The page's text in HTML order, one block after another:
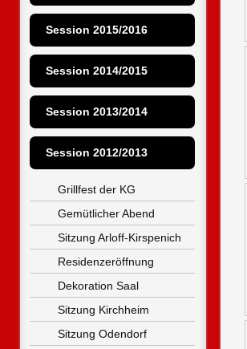
Session 2015/2016
Session 2014/2015
Session 2013/2014
Session 2012/2013
Grillfest der KG
Gemütlicher Abend
Sitzung Arloff-Kirspenich
Residenzeröffnung
Dekoration Saal
Sitzung Kirchheim
Sitzung Odendorf